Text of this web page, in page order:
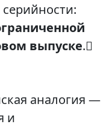
выпуске.
аналогия —
и